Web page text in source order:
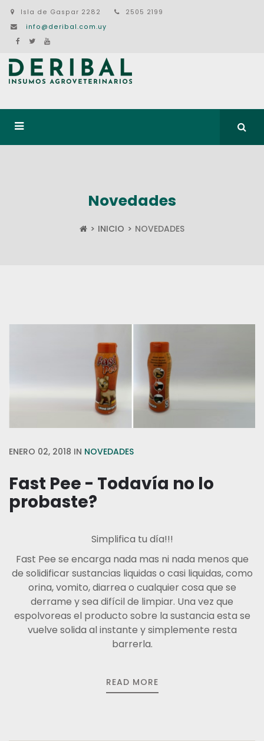
Isla de Gaspar 2282
2505 2199
info@deribal.com.uy
Novedades
INICIO NOVEDADES
ENERO 02, 2018 IN NOVEDADES
Fast Pee - Todavía no lo
probaste?
Simplifica tu día!!!
Fast Pee se encarga nada mas ni nada menos que
de solidificar sustancias liquidas o casi liquidas, como
orina, vomito, diarrea o cualquier cosa que se
derrame y sea difícil de limpiar. Una vez que
espolvoreas el producto sobre la sustancia esta se
vuelve solida al instante y simplemente resta
barrerla.
READ MORE